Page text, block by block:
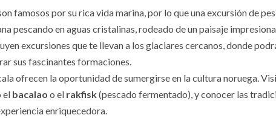
famosos por su rica vida marina, por lo que una excursión de
pescando en aguas cristalinas, rodeado de un paisaje
excursiones que te llevan a los glaciares cercanos, donde
sus fascinantes formaciones.
ofrecen la oportunidad de sumergirse en la cultura noruega.
el bacalao o el rakfisk(pescado fermentado), y conocer las
enriquecedora.